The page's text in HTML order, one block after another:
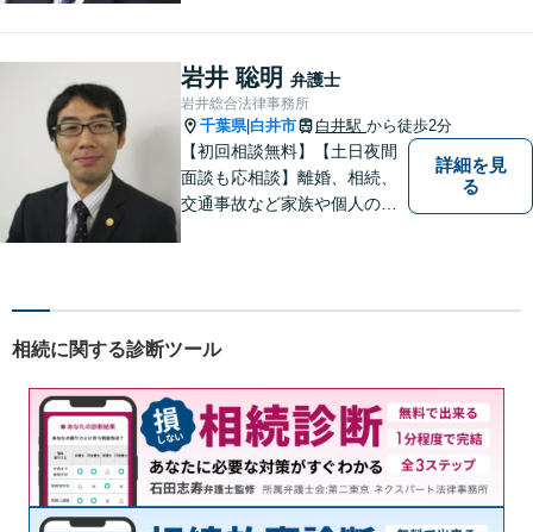
岩井 聡明 弁護士
岩井総合法律事務所
千葉県| 白井市 白井駅 から徒歩2分
【初回相談無料】【土日夜間
面談も応相談】離婚、相続、
交通事故など家族や個人のト
を聞き、具体的な解決案をご
詳細を見
る
相続に関する診断ツール